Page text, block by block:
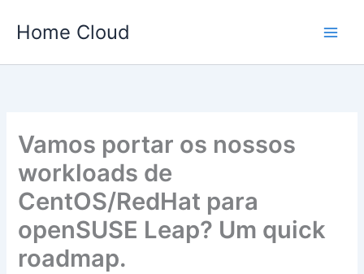
Home Cloud
Vamos portar os nossos
workloads de
CentOS/RedHat para
openSUSE Leap? Um quick
roadmap.